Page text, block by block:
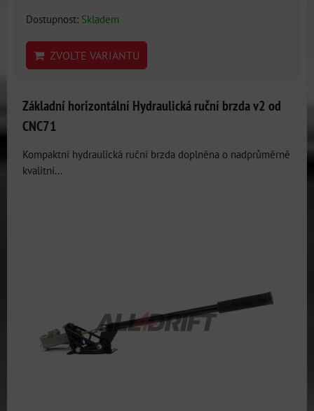
Dostupnost: Skladem
ZVOLTE VARIANTU
Základní horizontální Hydraulická ruční brzda v2 od
CNC71
Kompaktní hydraulická ruční brzda doplněna o nadprůměrně
kvalitní...